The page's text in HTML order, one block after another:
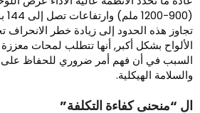
هذه الحدود إلى زيادة خطر الانحراف
بشكل أكبر, أنها تتطلب لمحات معززة
في أن فهم أمر ضروري للحفاظ على
الهيكلية.
“منحنى كفاءة التكلفة”